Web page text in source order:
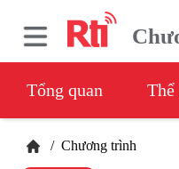
Tổng quan
/ Chương trình